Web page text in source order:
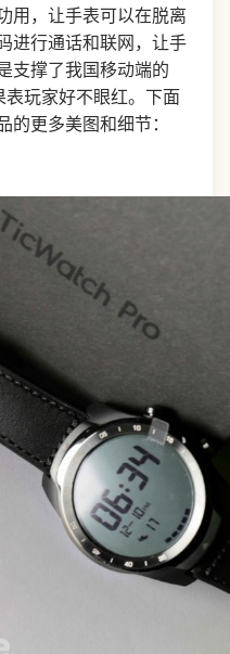
用，让手表可以在脱离
进行通话和联网，让手
支撑了我国移动端的
玩家好不眼红。下面
更多美图和细节：